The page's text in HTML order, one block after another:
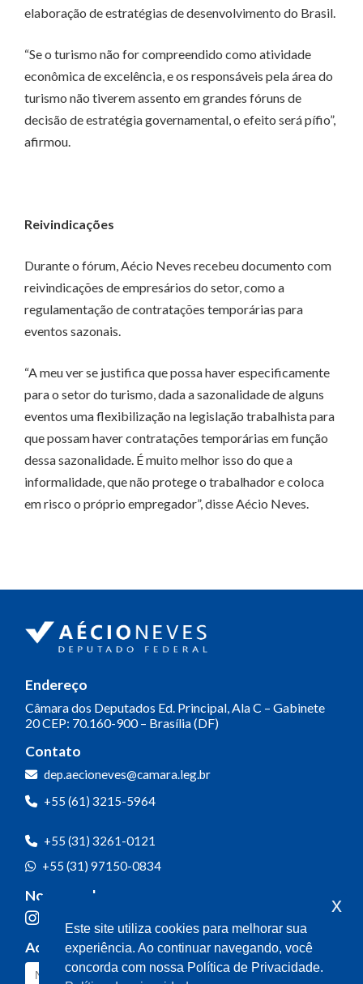
elaboração de estratégias de desenvolvimento do Brasil.
“Se o turismo não for compreendido como atividade
econômica de excelência, e os responsáveis pela área do
turismo não tiverem assento em grandes fóruns de
decisão de estratégia governamental, o efeito será pífio”,
afirmou.
Reivindicações
Durante o fórum, Aécio Neves recebeu documento com
reivindicações de empresários do setor, como a
regulamentação de contratações temporárias para
eventos sazonais.
“A meu ver se justifica que possa haver especificamente
para o setor do turismo, dada a sazonalidade de alguns
eventos uma flexibilização na legislação trabalhista para
que possam haver contratações temporárias em função
dessa sazonalidade. É muito melhor isso do que a
informalidade, que não protege o trabalhador e coloca
em risco o próprio empregador”, disse Aécio Neves.
Endereço
Câmara dos Deputados Ed. Principal, Ala C – Gabinete
20CEP: 70.160-900 – Brasília (DF)
Contato
dep.aecioneves@camara.leg.br
+55 (61) 3215-5964
+55 (31) 3261-0121
+55 (31) 97150-0834
Nossas redes
Acompanhe o meu mandato
Este site utiliza cookies para melhorar sua
experiência. Ao continuar navegando, você
concorda com nossa Política de Privacidade.
x